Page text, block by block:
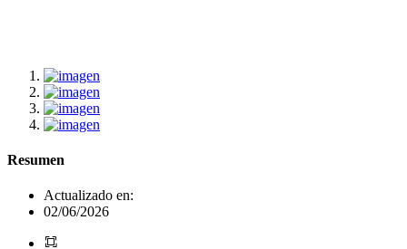
Resumen
Actualizado en:
02/06/2026